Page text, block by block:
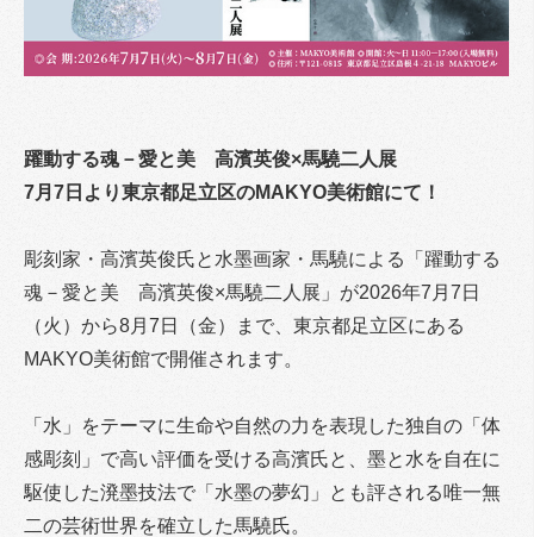
躍動する魂－愛と美 高濱英俊×馬驍二人展
7月7日より東京都足立区のMAKYO美術館にて！
彫刻家・高濱英俊氏と水墨画家・馬驍による「躍動する
魂－愛と美 高濱英俊×馬驍二人展」が2026年7月7日
（火）から8月7日（金）まで、東京都足立区にある
MAKYO美術館で開催されます。
「水」をテーマに生命や自然の力を表現した独自の「体
感彫刻」で高い評価を受ける高濱氏と、墨と水を自在に
駆使した溌墨技法で「水墨の夢幻」とも評される唯一無
二の芸術世界を確立した馬驍氏。